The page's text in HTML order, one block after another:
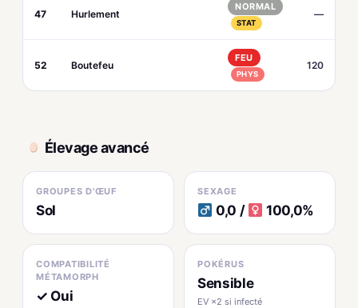
47 Hurlement
NORMAL
STAT
—
52 Boutefeu
FEU
PHYS
120
Élevage avancé
GROUPES D'ŒUF
Sol
SEXAGE
0,0 / 100,0%
COMPATIBILITÉ
MÉTAMORPH
✓ Oui
POKÉRUS
Sensible
EV ×2 si infecté